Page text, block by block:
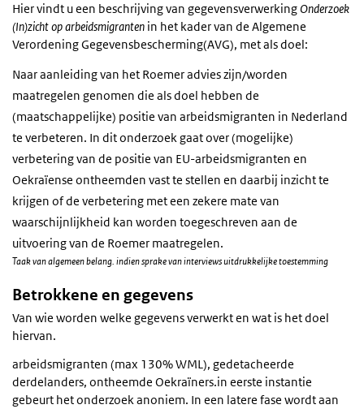
Hier vindt u een beschrijving van gegevensverwerking Onderzoek
(In)zicht op arbeidsmigranten in het kader van de Algemene
Verordening Gegevensbescherming(AVG), met als doel:
Naar aanleiding van het Roemer advies zijn/worden
maatregelen genomen die als doel hebben de
(maatschappelijke) positie van arbeidsmigranten in Nederland
te verbeteren. In dit onderzoek gaat over (mogelijke)
verbetering van de positie van EU-arbeidsmigranten en
Oekraïense ontheemden vast te stellen en daarbij inzicht te
krijgen of de verbetering met een zekere mate van
waarschijnlijkheid kan worden toegeschreven aan de
uitvoering van de Roemer maatregelen.
Taak van algemeen belang. indien sprake van interviews uitdrukkelijke toestemming
Betrokkene en gegevens
Van wie worden welke gegevens verwerkt en wat is het doel
hiervan.
arbeidsmigranten (max 130% WML), gedetacheerde
derdelanders, ontheemde Oekraïners.in eerste instantie
gebeurt het onderzoek anoniem. In een latere fase wordt aan